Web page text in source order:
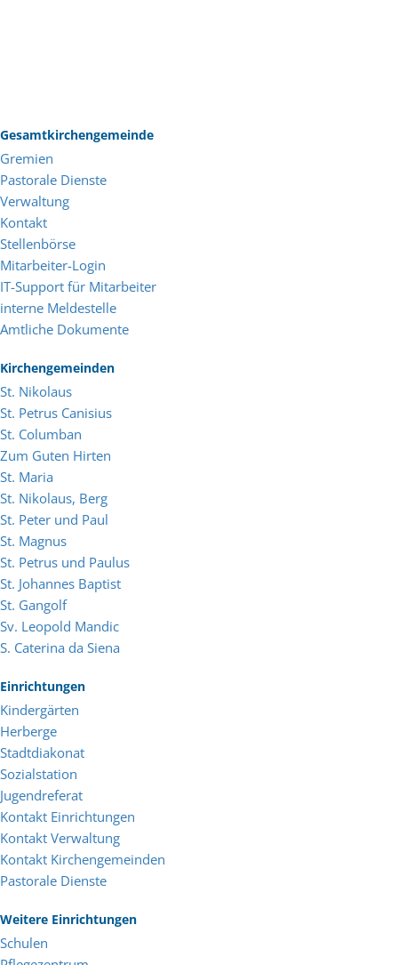
Gesamtkirchengemeinde
Gremien
Pastorale Dienste
Verwaltung
Kontakt
Stellenbörse
Mitarbeiter-Login
IT-Support für Mitarbeiter
interne Meldestelle
Amtliche Dokumente
Kirchengemeinden
St. Nikolaus
St. Petrus Canisius
St. Columban
Zum Guten Hirten
St. Maria
St. Nikolaus, Berg
St. Peter und Paul
St. Magnus
St. Petrus und Paulus
St. Johannes Baptist
St. Gangolf
Sv. Leopold Mandic
S. Caterina da Siena
Einrichtungen
Kindergärten
Herberge
Stadtdiakonat
Sozialstation
Jugendreferat
Kontakt Einrichtungen
Kontakt Verwaltung
Kontakt Kirchengemeinden
Pastorale Dienste
Weitere Einrichtungen
Schulen